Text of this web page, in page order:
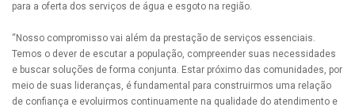
para a oferta dos serviços de água e esgoto na região.
“Nosso compromisso vai além da prestação de serviços essenciais.
Temos o dever de escutar a população, compreender suas necessidades
e buscar soluções de forma conjunta. Estar próximo das comunidades, por
meio de suas lideranças, é fundamental para construirmos uma relação
de confiança e evoluirmos continuamente na qualidade do atendimento e